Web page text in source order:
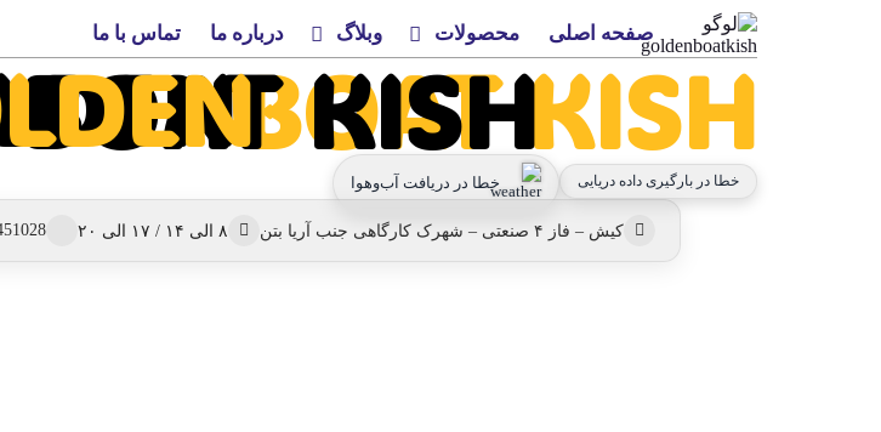
صفحه اصلی محصولات وبلاگ درباره ما تماس با ما
BOAT KISH
BOAT KISH
خطا در بارگیری داده دریایی خطا در دریافت آب‌وهوا
کیش – فاز ۴ صنعتی – شهرک کارگاهی جنب آریا بتن ۸ الی ۱۴ / ۱۷ الی ۲۰